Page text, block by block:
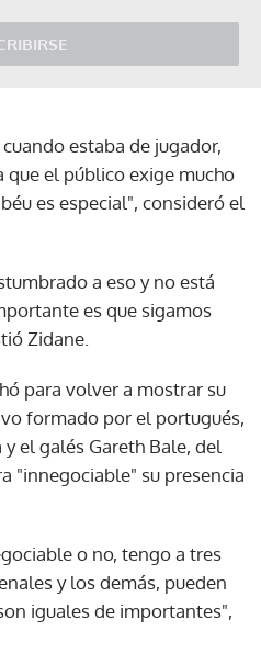
estaba de jugador,
que el público exige mucho
es especial", consideró el
a eso y no está
es que sigamos
Zidane.
para volver a mostrar su
formado por el portugués,
el galés Gareth Bale, del
"innegociable" su presencia
o no, tengo a tres
y los demás, pueden
iguales de importantes",